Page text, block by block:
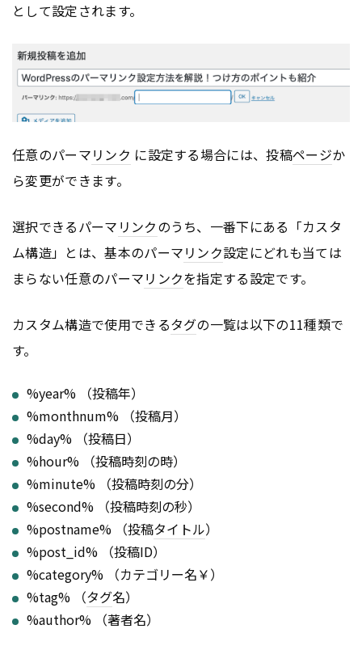
として設定されます。
任意のパーマリンク に設定する場合には、投稿ページか
ら変更ができます。
選択できるパーマ リンクのうち、一番下にある「カスタ
ム構造」とは、基本のパーマリンク設定にどれも当ては
まらない任意のパーマリンクを指定する設定です。
カスタム構造で使用できるタグの一覧は以下の11種類で
す。
%year% （投稿年）
%monthnum% （投稿月）
%day% （投稿日）
%hour% （投稿時刻の時）
%minute% （投稿時刻の分）
%second% （投稿時刻の秒）
%postname% （投稿タイトル）
%post_id% （投稿ID）
%category% （カテゴリー名￥）
%tag% （タグ名）
%author% （著者名）